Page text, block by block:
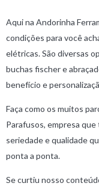
Aqui na Andorinha
condições para você
elétricas. São diversas
buchas fischer e
benefício e
Faça como os muitos
Parafusos, empresa
seriedade e qualidade
ponta a ponta.
Se curtiu nosso